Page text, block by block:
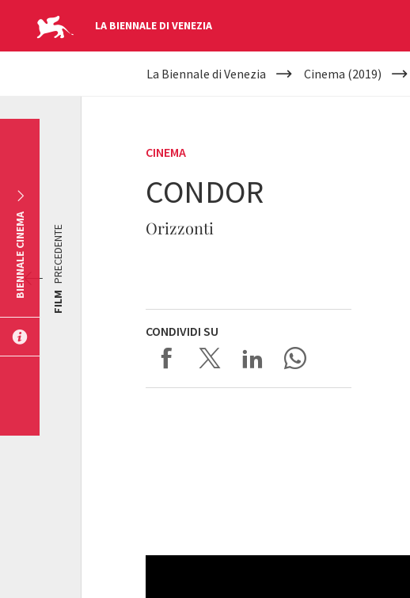
LA BIENNALE DI VENEZIA
YOUR
La Biennale di Venezia Cinema (2019)
CINEMA
CONDOR
Orizzonti
CONDIVIDI SU
FILM
PRECEDENTE
BIENNALE CINEMA